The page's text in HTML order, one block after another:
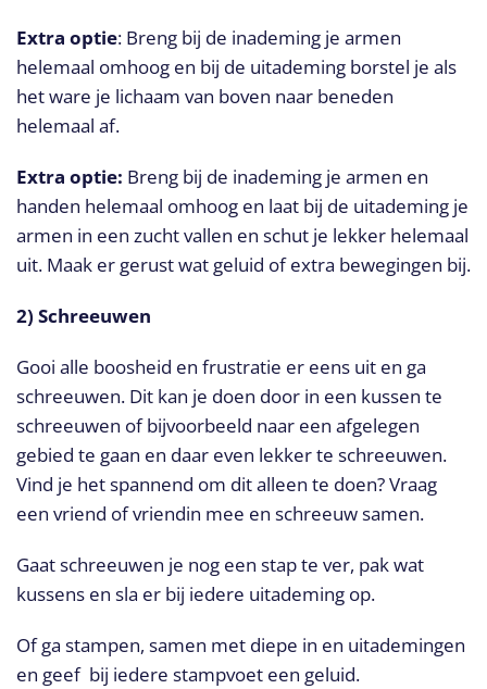
Extra optie: Breng bij de inademing je armen
helemaal omhoog en bij de uitademing borstel je als
het ware je lichaam van boven naar beneden
helemaal af.
Extra optie: Breng bij de inademing je armen en
handen helemaal omhoog en laat bij de uitademing je
armen in een zucht vallen en schut je lekker helemaal
uit. Maak er gerust wat geluid of extra bewegingen bij.
2) Schreeuwen
Gooi alle boosheid en frustratie er eens uit en ga
schreeuwen. Dit kan je doen door in een kussen te
schreeuwen of bijvoorbeeld naar een afgelegen
gebied te gaan en daar even lekker te schreeuwen.
Vind je het spannend om dit alleen te doen? Vraag
een vriend of vriendin mee en schreeuw samen.
Gaat schreeuwen je nog een stap te ver, pak wat
kussens en sla er bij iedere uitademing op.
Of ga stampen, samen met diepe in en uitademingen
en geef bij iedere stampvoet een geluid.